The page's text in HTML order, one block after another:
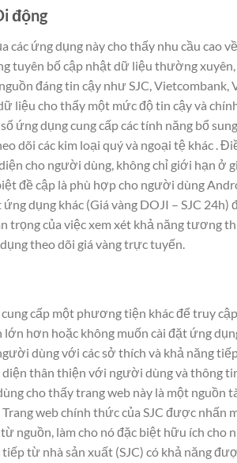
động
các ứng dụng này cho thấy nhu cầu cao
tuyên bố cập nhật dữ liệu thường
đáng tin cậy như SJC, Vietcombank,
liệu cho thấy một mức độ tin cậy và
ứng dụng cung cấp các tính năng bổ
dõi các kim loại quý và ngoại tệ khác .
cho người dùng, không chỉ giới hạn ở
đề cập là phù hợp cho người dùng
ứng dụng khác (Giá vàng DOJI – SJC
trọng của việc xem xét khả năng tương
theo dõi giá vàng trực tuyến.
cấp một phương tiện khác để truy
hơn hoặc không muốn cài đặt ứng
dùng với các sở thích và khả năng
diện thân thiện với người dùng và thông
cho thấy trang web này là một nguồn
web chính thức của SJC được
nguồn, làm cho nó đặc biệt hữu ích cho
từ nhà sản xuất (SJC) có khả năng